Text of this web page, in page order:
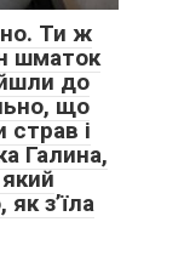
Ти ж
шматок
до
що
і
Галина,
з’їла